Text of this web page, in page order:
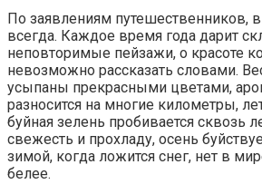
По заявлениям путешественников,
всегда. Каждое время года дарит
неповторимые пейзажи, о красоте
невозможно рассказать словами.
усыпаны прекрасными цветами,
разносится на многие километры,
буйная зелень пробивается сквозь
свежесть и прохладу, осень
зимой, когда ложится снег, нет в
белее.